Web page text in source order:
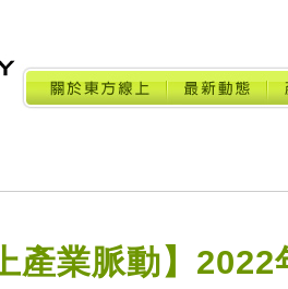
產業脈動】